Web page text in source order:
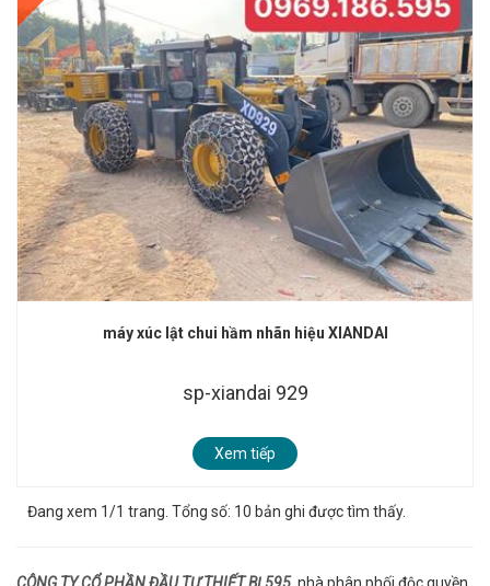
máy xúc lật chui hầm nhãn hiệu XIANDAI
sp-xiandai 929
Xem tiếp
Đang xem 1/1 trang. Tổng số: 10 bản ghi được tìm thấy.
CÔNG TY CỔ PHẦN ĐẦU TƯ THIẾT BỊ 595. nhà phân phối độc quyền